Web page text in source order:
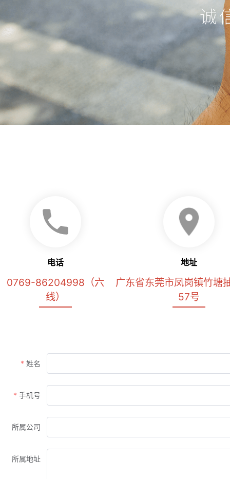
电话
0769-86204998（六
线）
地址
广东省东莞市凤岗镇竹塘
57号
姓名
手机号
所属公司
所属地址